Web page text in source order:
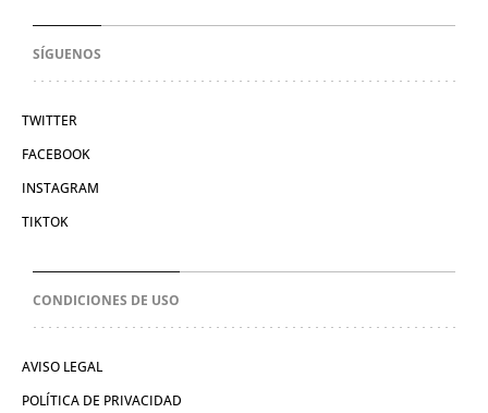
SÍGUENOS
TWITTER
FACEBOOK
INSTAGRAM
TIKTOK
CONDICIONES DE USO
AVISO LEGAL
POLÍTICA DE PRIVACIDAD